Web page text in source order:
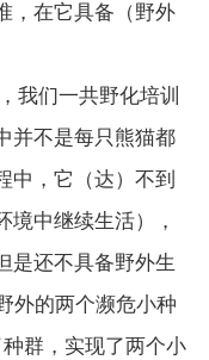
，在它具备（野外
我们一共野化培训
并不是每只熊猫都
中，它（达）不到
境中继续生活），
是还不具备野外生
外的两个濒危小种
群，实现了两个小